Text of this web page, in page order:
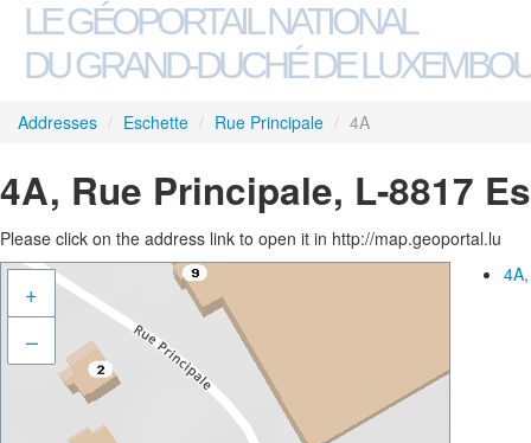
LE GÉOPORTAIL NATIONAL
DU GRAND-DUCHÉ DE
Addresses / Eschette / Rue Principale / 4A
4A, Rue Principale, L-8817
Please click on the address link to open it in http://map.geoportal.lu
+
–